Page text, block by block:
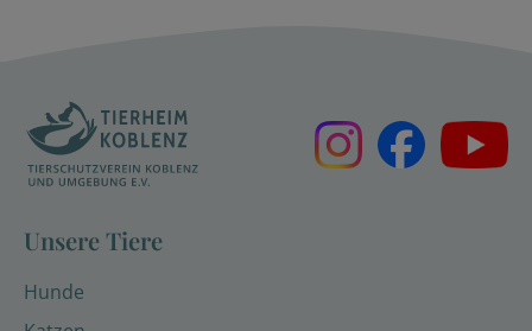
Unsere Tiere
Hunde